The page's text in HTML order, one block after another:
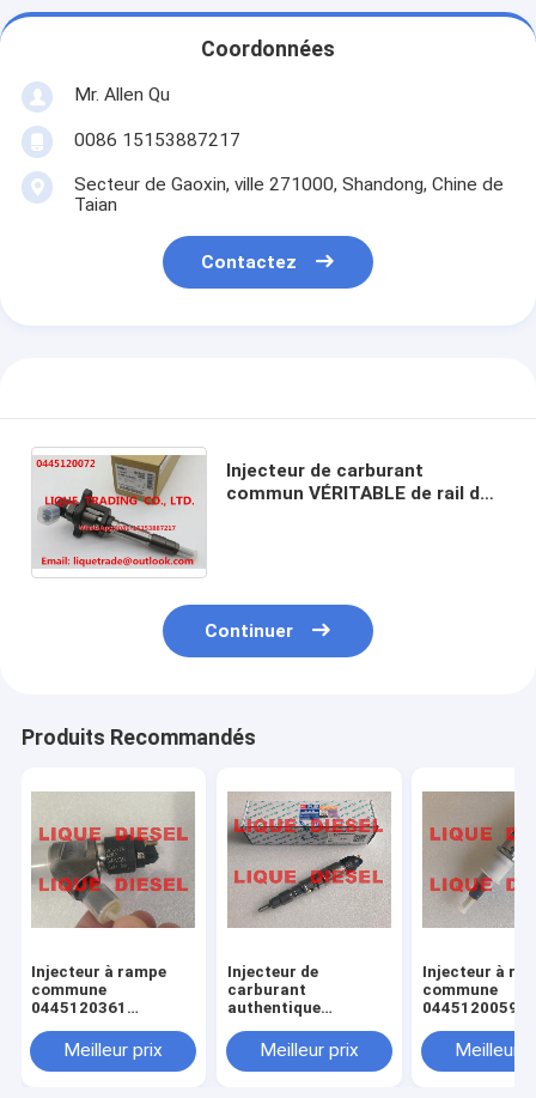
Coordonnées
Mr. Allen Qu
0086 15153887217
Secteur de Gaoxin, ville 271000, Shandong, Chine de
Taian
Contactez
Injecteur de carburant
commun VÉRITABLE de rail de
Continuer
Produits Recommandés
Injecteur à rampe
commune
0445120361
120 361 5801479314
Meilleur prix
Injecteur de
carburant
authentique
0445120290 0 445
120 290 L4700-
Meilleur prix
Injecteur à
commune
0445120059
120 059 0 445
231 pour
Meilleur